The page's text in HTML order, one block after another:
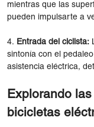
mientras que las
pueden impulsarte a
4. Entrada del ciclista:
sintonía con el
asistencia eléctrica,
Explorando
bicicletas